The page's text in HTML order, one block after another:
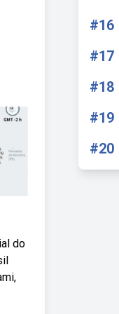
do
#16
#17
#18
#19
#20